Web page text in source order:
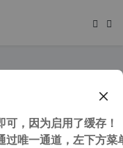
，因为启用了缓存！
唯一通道，左下方菜